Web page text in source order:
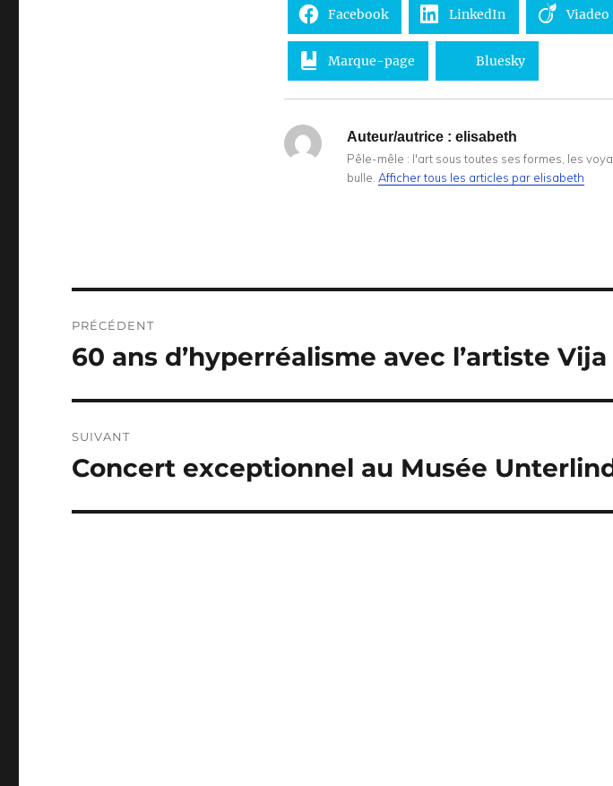
Facebook LinkedIn Viadeo
Marque-page Bluesky
Auteur/autrice : elisabeth
Pêle-mêle : l'art sous toutes ses formes, les
bulle. Afficher tous les articles par elisabeth
de
PRÉCÉDENT
Publication
60 ans d’hyperréalisme avec l’artiste
SUIVANT
Publication
Concert exceptionnel au Musée